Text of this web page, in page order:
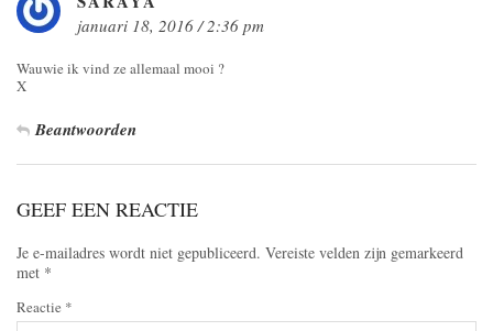
januari 18, 2016 / 2:36 pm
Wauwie ik vind ze allemaal mooi ?
X
Beantwoorden
GEEF EEN REACTIE
Je e-mailadres wordt niet gepubliceerd. Vereiste velden zijn gemarkeerd
met *
Reactie *